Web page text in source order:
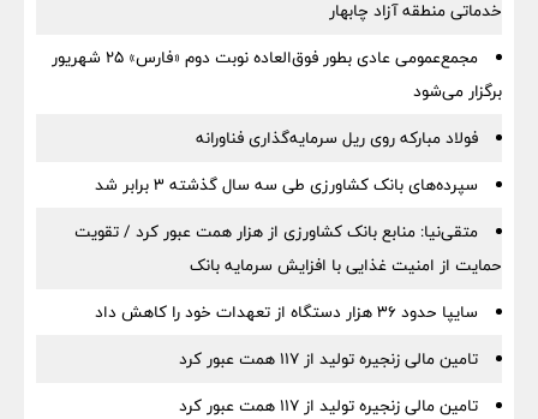
خدماتی منطقه آزاد چابهار
مجمع‌عمومی عادی بطور فوق‌العاده نوبت دوم «فارس» ۲۵ شهریور
برگزار می‌شود
فولاد مبارکه روی ریل سرمایه‌گذاری فناورانه
سپرده‌های بانک کشاورزی طی سه سال گذشته ۳ برابر شد
متقی‌نیا: منابع بانک کشاورزی از هزار همت عبور کرد / تقویت
حمایت از امنیت غذایی با افزایش سرمایه بانک
سایپا حدود ۳۶ هزار دستگاه از تعهدات خود را کاهش داد
تامین مالی زنجیره تولید از 117 همت عبور کرد
تامین مالی زنجیره تولید از 117 همت عبور کرد